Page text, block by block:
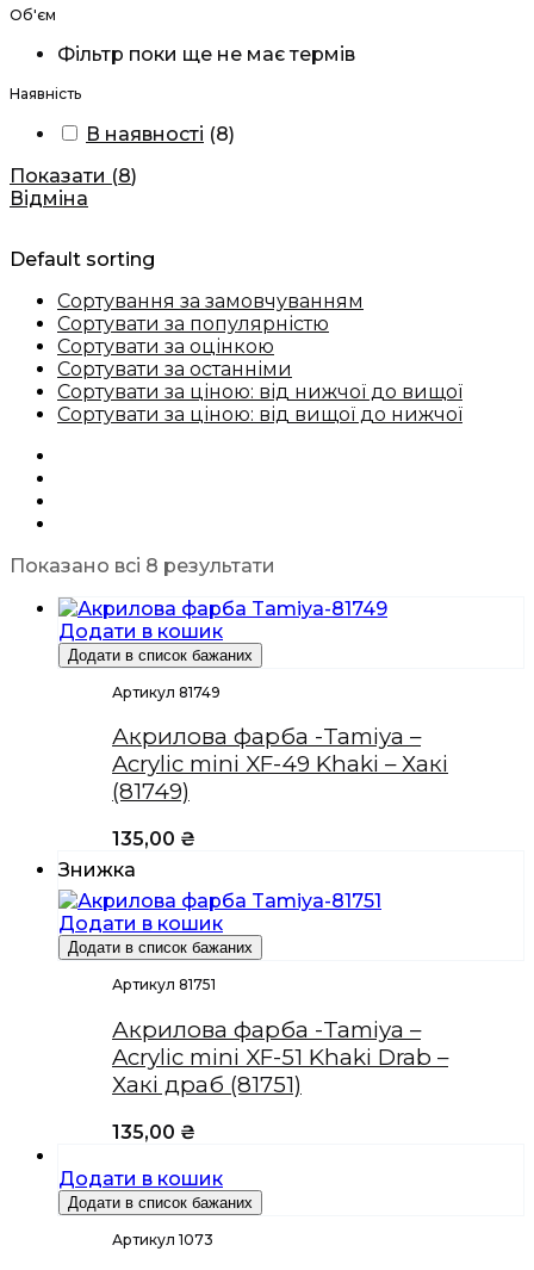
Об'єм
Фільтр поки ще не має термів
Наявність
В наявності (8)
Показати (8)
Відміна
Default sorting
Сортування за замовчуванням
Сортувати за популярністю
Сортувати за оцінкою
Сортувати за останніми
Сортувати за ціною: від нижчої до вищої
Сортувати за ціною: від вищої до нижчої
Показано всі 8 результати
Додати в кошик
Додати в список бажаних
Артикул 81749
Акрилова фарба -Tamiya –
Acrylic mini XF-49 Khaki – Хакі
(81749)
135,00 ₴
Знижка
Додати в кошик
Додати в список бажаних
Артикул 81751
Акрилова фарба -Tamiya –
Acrylic mini XF-51 Khaki Drab –
Хакі драб (81751)
135,00 ₴
Додати в кошик
Додати в список бажаних
Артикул 1073